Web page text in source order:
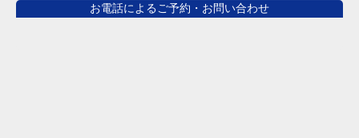
お電話によるご予約・お問い合わせ